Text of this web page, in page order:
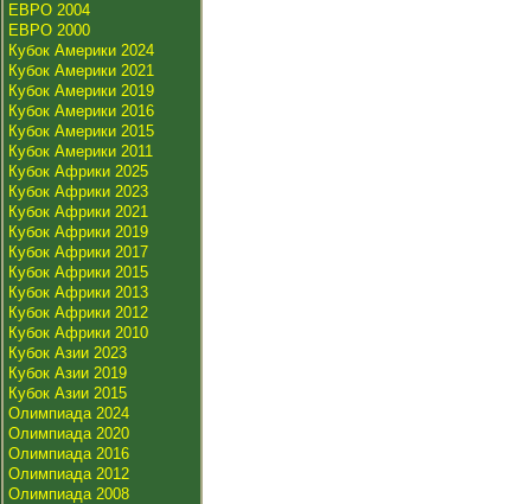
ЕВРО 2004
ЕВРО 2000
Кубок Америки 2024
Кубок Америки 2021
Кубок Америки 2019
Кубок Америки 2016
Кубок Америки 2015
Кубок Америки 2011
Кубок Африки 2025
Кубок Африки 2023
Кубок Африки 2021
Кубок Африки 2019
Кубок Африки 2017
Кубок Африки 2015
Кубок Африки 2013
Кубок Африки 2012
Кубок Африки 2010
Кубок Азии 2023
Кубок Азии 2019
Кубок Азии 2015
Олимпиада 2024
Олимпиада 2020
Олимпиада 2016
Олимпиада 2012
Олимпиада 2008